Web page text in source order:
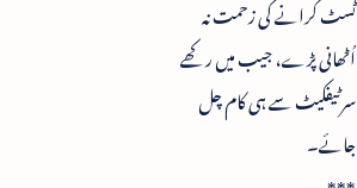
ٹسٹ کرانے کی زحمت نہ
اُٹھانی پڑے، جیب میں رکھے
سرٹیفکیٹ سے ہی کام چل
جائے۔